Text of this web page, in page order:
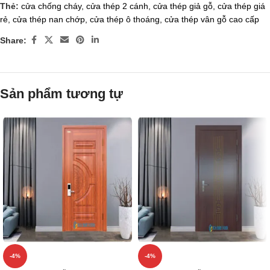
Thẻ: cửa chống cháy, cửa thép 2 cánh cửa thép giả gỗ cửa thép giá
rẻ cửa thép nan chớp cửa thép ô thoáng cửa thép vân gỗ cao cấp
Share:
Sản phẩm tương tự
-4% -4%